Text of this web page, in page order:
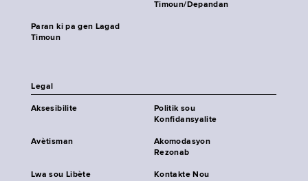
Timoun/Depandan
Paran ki pa gen Lagad
Timoun
Legal
Aksesibilite
Politik sou
Konfidansyalite
Avètisman
Akomodasyon
Rezonab
Lwa sou Libète
Kontakte Nou